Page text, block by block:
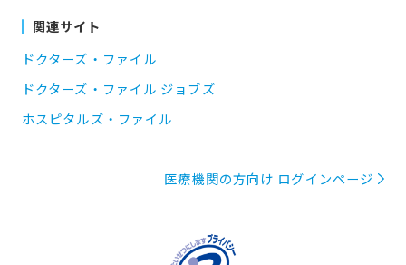
関連サイト
ドクターズ・ファイル
ドクターズ・ファイル ジョブズ
ホスピタルズ・ファイル
医療機関の方向け ログインページ